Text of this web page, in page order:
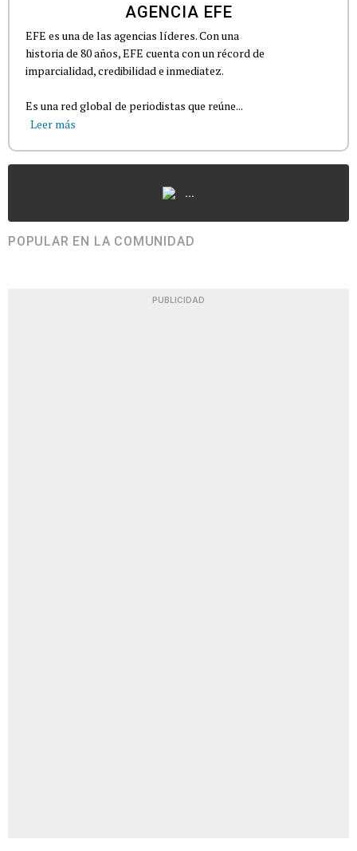
AGENCIA EFE
EFE es una de las agencias líderes. Con una
historia de 80 años, EFE cuenta con un récord de
imparcialidad, credibilidad e inmediatez.
Es una red global de periodistas que reúne...
Leer más
...
POPULAR EN LA COMUNIDAD
PUBLICIDAD